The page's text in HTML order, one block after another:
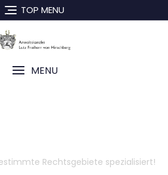
TOP MENU
MENU
Rechtsgebiete spezialisiert!